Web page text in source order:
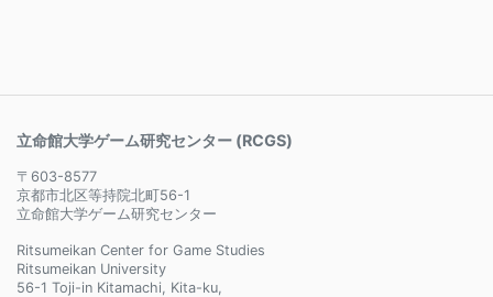
立命館大学ゲーム研究センター (RCGS)
〒603-8577
京都市北区等持院北町56-1
立命館大学ゲーム研究センター
Ritsumeikan Center for Game Studies
Ritsumeikan University
56-1 Toji-in Kitamachi, Kita-ku,